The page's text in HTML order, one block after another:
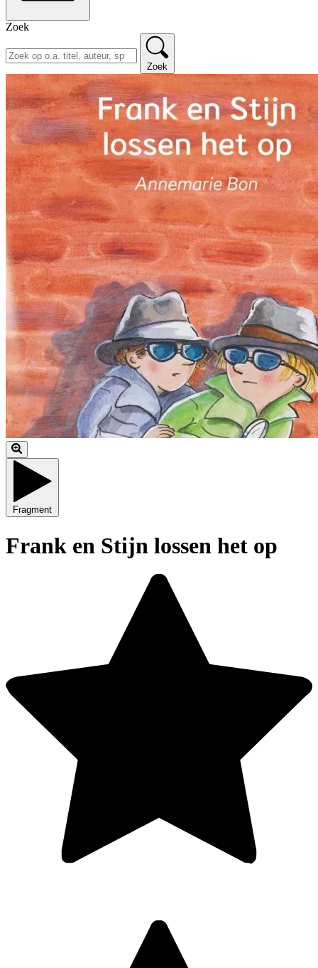
Zoek
Zoek
Fragment
Frank en Stijn lossen het op